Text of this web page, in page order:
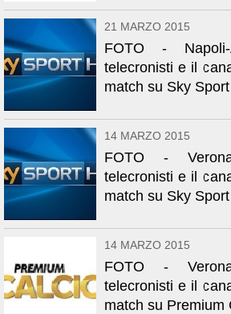
21 MARZO 2015
FOTO -
telecronisti e il
match su Sky
14 MARZO 2015
FOTO -
telecronisti e il
match su Sky
14 MARZO 2015
FOTO -
telecronisti e il
match su Premium